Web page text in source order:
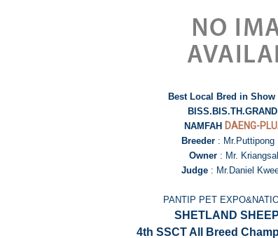
Best Local Bred in Show
BISS.BIS.TH.GRAND
NAMFAH DAENG-
Breeder :
Owner : Mr.
Judge : Mr.Daniel
PANTIP PET
SHETLAND
4th SSCT All Breed